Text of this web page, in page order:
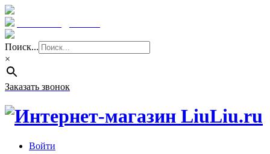
Поиск...
×
Заказать звонок
Войти